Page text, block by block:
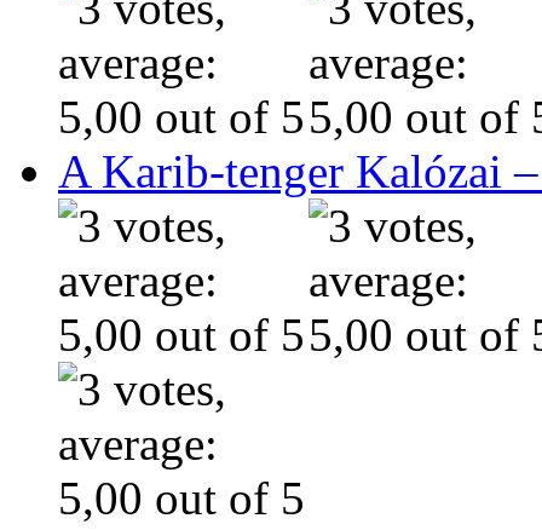
A Karib-tenger Kalózai